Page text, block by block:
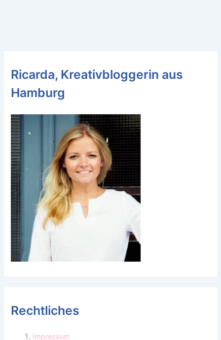
Ricarda, Kreativbloggerin aus
Hamburg
Rechtliches
Impressum